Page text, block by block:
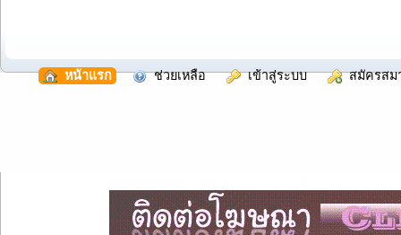
หน้าแรก ช่วยเหลือ เข้าสู่ระบบ สมัครสม